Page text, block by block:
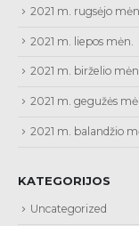
2021 m. rugsėjo mėn.
2021 m. liepos mėn.
2021 m. birželio
2021 m. gegužės
2021 m. balandžio
KATEGORIJOS
Uncategorized